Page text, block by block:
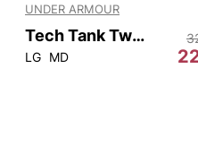
UNDER ARMOUR
Tech Tank Twist
LG MD